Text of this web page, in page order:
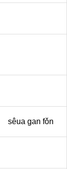
sêua gan fǒn